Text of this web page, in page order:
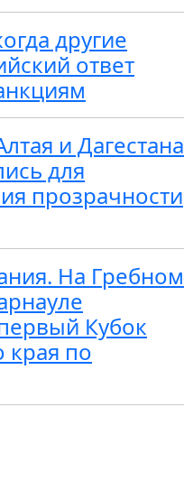
другие
ответ
и Дагестана
для
прозрачности
На Гребном
Кубок
края по